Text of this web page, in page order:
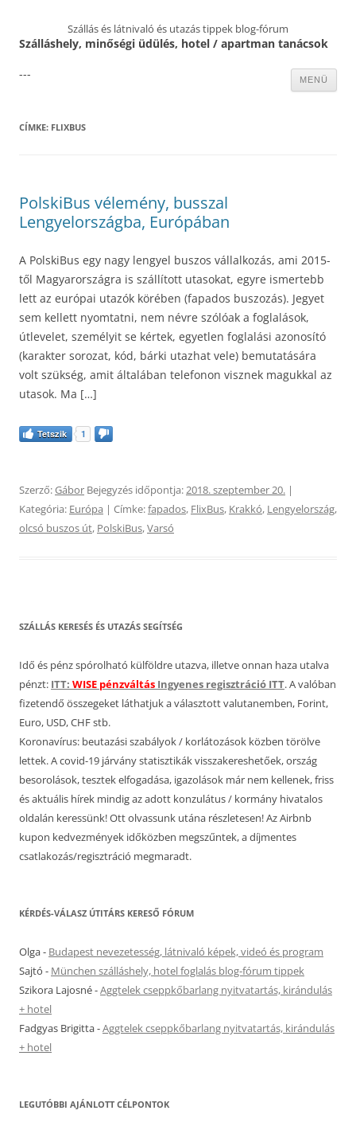
Szállás és látnivaló és utazás tippek blog-fórum
Szálláshely, minőségi üdülés, hotel / apartman tanácsok
MENÜ
---
CÍMKE: FLIXBUS
PolskiBus vélemény, busszal
Lengyelországba, Európában
A PolskiBus egy nagy lengyel buszos vállalkozás, ami 2015-
től Magyarországra is szállított utasokat, egyre ismertebb
lett az európai utazók körében (fapados buszozás). Jegyet
sem kellett nyomtatni, nem névre szólóak a foglalások,
útlevelet, személyit se kértek, egyetlen foglalási azonosító
(karakter sorozat, kód, bárki utazhat vele) bemutatására
volt szükség, amit általában telefonon visznek magukkal az
utasok. Ma […]
Tetszik 1
Szerző:Gábor Bejegyzés időpontja:2018. szeptember 20. |
Kategória: Európa | Címke:fapados, FlixBus, Krakkó, Lengyelország,
olcsó buszos út, PolskiBus,Varsó
SZÁLLÁS KERESÉS ÉS UTAZÁS SEGÍTSÉG
Idő és pénz spórolható külföldre utazva, illetve onnan haza utalva
pénzt: ITT: WISE pénzváltás Ingyenes regisztráció ITT. A valóban
fizetendő összegeket láthatjuk a választott valutanemben, Forint,
Euro, USD, CHF stb.
Koronavírus: beutazási szabályok / korlátozások közben törölve
lettek. A covid-19 járvány statisztikák visszakereshetőek, ország
besorolások, tesztek elfogadása, igazolások már nem kellenek, friss
és aktuális hírek mindig az adott konzulátus / kormány hivatalos
oldalán keressünk! Ott olvassunk utána részletesen! Az Airbnb
kupon kedvezmények időközben megszűntek, a díjmentes
csatlakozás/regisztráció megmaradt.
KÉRDÉS-VÁLASZ ÚTITÁRS KERESŐ FÓRUM
Olga- Budapest nevezetesség, látnivaló képek, videó és program
Sajtó - München szálláshely, hotel foglalás blog-fórum tippek
Szikora Lajosné-Aggtelek cseppkőbarlang nyitvatartás, kirándulás
+ hotel
Fadgyas Brigitta-Aggtelek cseppkőbarlang nyitvatartás, kirándulás
+ hotel
LEGUTÓBBI AJÁNLOTT CÉLPONTOK